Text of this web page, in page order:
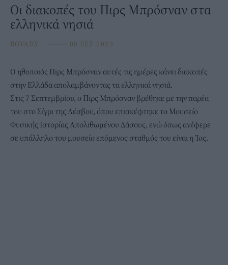
Οι διακοπές του Πιρς Μπρόσναν στα
ελληνικά νησιά
BOVARY ⸻ 08 SEP 2023
Ο ηθοποιός Πιρς Μπρόσναν αυτές τις ημέρες κάνει διακοπές
στην Ελλάδα απολαμβάνοντας τα ελληνικά νησιά.
Στις 7 Σεπτεμβρίου, ο Πιρς Μπρόσναν βρέθηκε με την παρέα
του στο Σίγρι της Λέσβου, όπου επισκέφτηκε το Μουσείο
Φυσικής Ιστορίας Απολιθωμένου Δάσους, ενώ όπως ανέφερε
σε υπάλληλο του μουσείο επόμενος σταθμός του είναι η Ίος.